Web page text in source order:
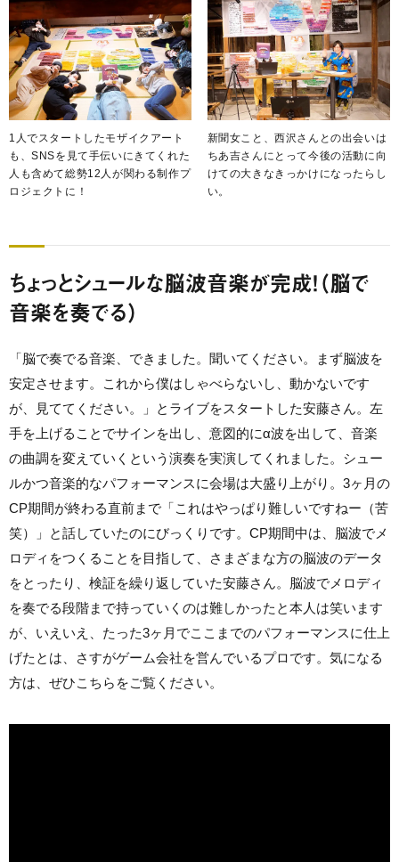
1人でスタートしたモザイクアート
も、SNSを見て手伝いにきてくれた
人も含めて総勢12人が関わる制作プ
ロジェクトに！
新聞女こと、西沢さんとの出会いは
ちあ吉さんにとって今後の活動に向
けての大きなきっかけになったらし
い。
ちょっとシュールな脳波音楽が完成！（脳で
音楽を奏でる）
「脳で奏でる音楽、できました。聞いてください。まず脳波を
安定させます。これから僕はしゃべらないし、動かないです
が、見ててください。」とライブをスタートした安藤さん。左
手を上げることでサインを出し、意図的にα波を出して、音楽
の曲調を変えていくという演奏を実演してくれました。シュー
ルかつ音楽的なパフォーマンスに会場は大盛り上がり。3ヶ月の
CP期間が終わる直前まで「これはやっぱり難しいですねー（苦
笑）」と話していたのにびっくりです。CP期間中は、脳波でメ
ロディをつくることを目指して、さまざまな方の脳波のデータ
をとったり、検証を繰り返していた安藤さん。脳波でメロディ
を奏でる段階まで持っていくのは難しかったと本人は笑います
が、いえいえ、たった3ヶ月でここまでのパフォーマンスに仕上
げたとは、さすがゲーム会社を営んでいるプロです。気になる
方は、ぜひこちらをご覧ください。